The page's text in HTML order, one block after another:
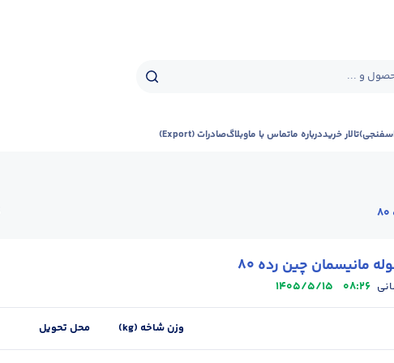
و ...
تالار خریددرباره ماتماس با ماوبلاگصادرات (Export)
مانیسمان چین رده 80
08:26
1405/5/15
وزن شاخه (kg) محل تحویل